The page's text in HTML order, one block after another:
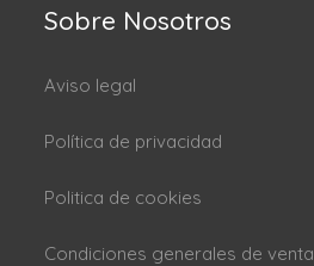
Sobre Nosotros
Aviso legal
Política de privacidad
Politica de cookies
Condiciones generales de venta